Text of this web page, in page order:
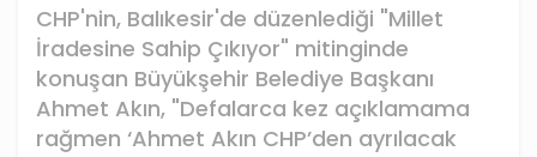
CHP'nin, Balıkesir'de düzenlediği "Millet
İradesine Sahip Çıkıyor" mitinginde
konuşan Büyükşehir Belediye Başkanı
Ahmet Akın, "Defalarca kez açıklamama
rağmen ‘Ahmet Akın CHP’den ayrılacak